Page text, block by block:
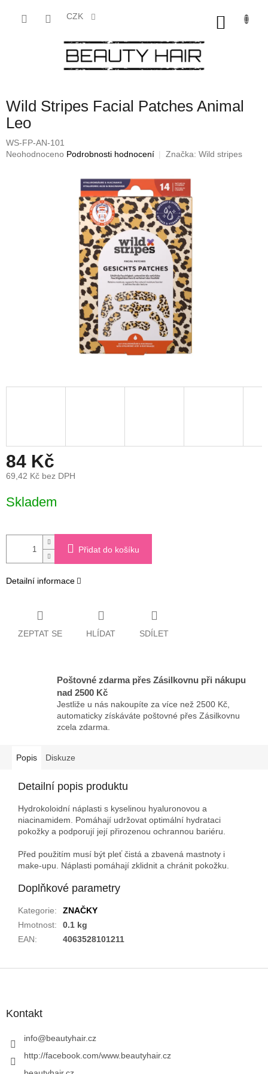
CZK
Wild Stripes Facial Patches Animal
Leo
WS-FP-AN-101
Průměrné
Neohodnoceno Podrobnosti hodnocení Značka: Wild stripes
84 Kč
69,42 Kč bez DPH
cena:
Skladem
Přidat do košíku
Detailní informace
ZEPTAT SE HLÍDAT SDÍLET
Poštovné zdarma přes Zásilkovnu při nákupu
nad 2500 Kč
Jestliže u nás nakoupíte za více než 2500 Kč,
automaticky získáváte poštovné přes Zásilkovnu
zcela zdarma.
Popis Diskuze
Detailní popis produktu
Hydrokoloidní náplasti s kyselinou hyaluronovou a
niacinamidem. Pomáhají udržovat optimální hydrataci
pokožky a podporují její přirozenou ochrannou bariéru.
Před použitím musí být pleť čistá a zbavená mastnoty i
make-upu. Náplasti pomáhají zklidnit a chránit pokožku.
Doplňkové parametry
Kategorie:
ZNAČKY
Hmotnost:
0.1 kg
EAN: 4063528101211
Kontakt
info@beautyhair.cz
http://facebook.com/www.beautyhair.cz